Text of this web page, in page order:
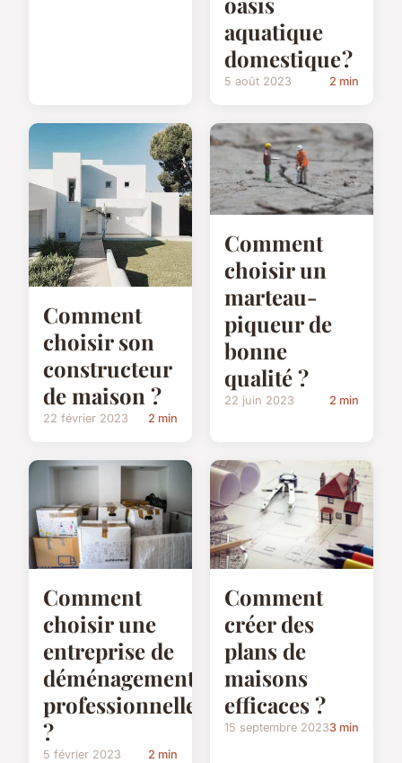
aquatique
domestique ?
5 août 2023 2 min
Comment
choisir son
constructeur
de maison ?
22 février 2023 2 min
Comment
choisir un
marteau-
piqueur de
bonne
qualité ?
22 juin 2023 2 min
Comment
choisir une
entreprise de
déménagement
professionnelle
?
5 février 2023 2 min
Comment
créer des
plans de
maisons
efficaces ?
15 septembre 20233 min